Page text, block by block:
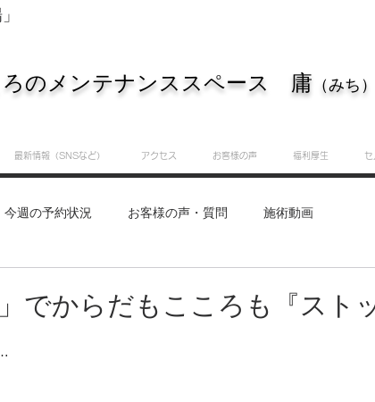
のメンテナンススペース 庸 （みち）
最新情報（SNSなど） アクセス お客様の声 福利厚生
今週の予約状況 お客様の声・質問 施術動画
でからだもこころも『スト